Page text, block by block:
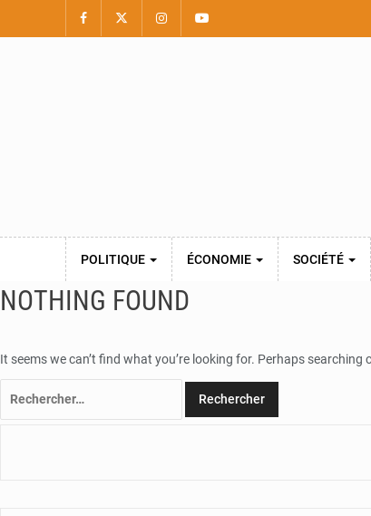
POLITIQUE ÉCONOMIE SOCIÉTÉ
NOTHING FOUND
It seems we can’t find what you’re looking for. Perhaps searching